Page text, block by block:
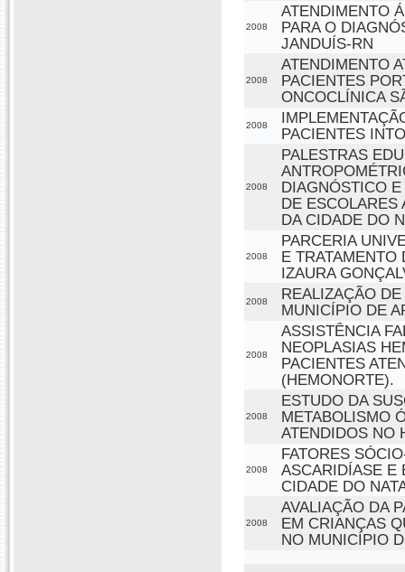
2008
ATENDIMENTO
PARA O
JANDUÍS-RN
2008
ATENDIMENTO
PACIENTES
ONCOCLÍNICA
2008
PACIENTES
2008
PALESTRAS
DIAGNÓSTICO
DE ESCOLARES
DA CIDADE DO
2008
PARCERIA
E TRATAMENTO
IZAURA
2008
REALIZAÇÃO
MUNICÍPIO DE
2008
ASSISTÊNCIA
NEOPLASIAS
PACIENTES
(HEMONORTE).
2008
ESTUDO DA
METABOLISMO
ATENDIDOS NO
2008
FATORES
ASCARIDÍASE E
CIDADE DO
2008
AVALIAÇÃO DA
EM CRIANÇAS
NO MUNICÍPIO